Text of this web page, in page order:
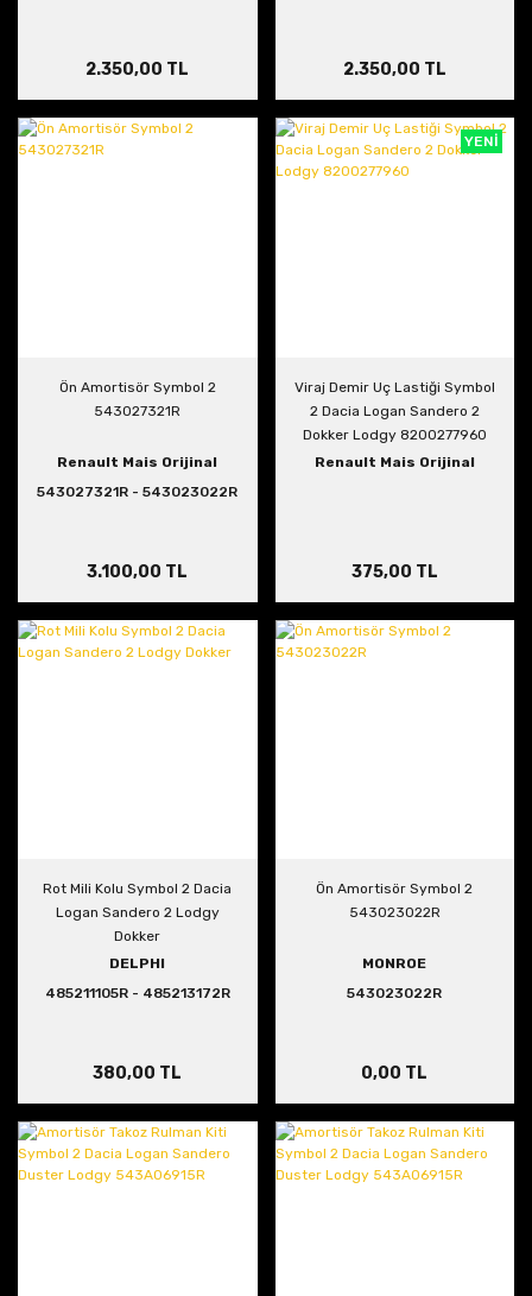
2.350,00 TL 2.350,00 TL
Ön Amortisör Symbol 2
543027321R
Renault Mais Orijinal
543027321R - 543023022R
3.100,00 TL
YENİ
Viraj Demir Uç Lastiği Symbol
2 Dacia Logan Sandero 2
Dokker Lodgy 8200277960
Renault Mais Orijinal
375,00 TL
Rot Mili Kolu Symbol 2 Dacia
Logan Sandero 2 Lodgy
Dokker
DELPHI
485211105R - 485213172R
380,00 TL
Ön Amortisör Symbol 2
543023022R
MONROE
543023022R
0,00 TL